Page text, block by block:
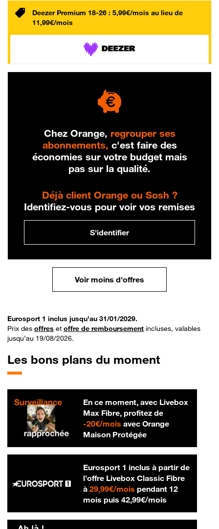
Deezer Premium 18-26 : 5,99€/mois au lieu de
11,99€/mois
Chez Orange, regrouper ses
abonnements, c'est faire des
économies sur votre budget mais
pas sur la qualité.
Déjà client Orange ou Sosh ?
Identifiez-vous pour voir vos remises
S'identifier
Voir moins d'offres
Eurosport 1 inclus jusqu'au 31/01/2029.
Prix des offres et offre de remboursement incluses, valables
jusqu’au 19/08/2026.
Les bons plans du moment
En ce moment, avec Livebox
Max Fibre, profitez de
-20€/mois20 € par mois
avec Orange
Maison Protégée
Eurosport 1 inclus à partir de
l’offre Livebox Classic Fibre
à 29,99€/mois29,99 € par mois
pendant 12
mois puis 42,99€/mois42,99 € par